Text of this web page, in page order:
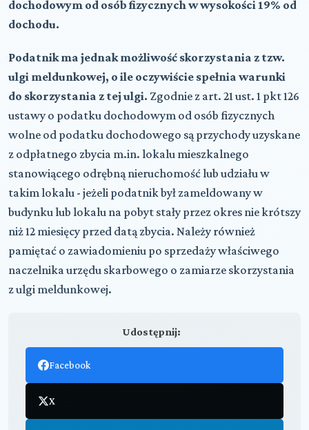
dochodowym od osób fizycznych w wysokości 19% od
dochodu.
Podatnik ma jednak możliwość skorzystania z tzw.
ulgi meldunkowej, o ile oczywiście spełnia warunki
do skorzystania z tej ulgi. Zgodnie z art. 21 ust. 1 pkt 126
ustawy o podatku dochodowym od osób fizycznych
wolne od podatku dochodowego są przychody uzyskane
z odpłatnego zbycia m.in. lokalu mieszkalnego
stanowiącego odrębną nieruchomość lub udziału w
takim lokalu - jeżeli podatnik był zameldowany w
budynku lub lokalu na pobyt stały przez okres nie krótszy
niż 12 miesięcy przed datą zbycia. Należy również
pamiętać o zawiadomieniu po sprzedaży właściwego
naczelnika urzędu skarbowego o zamiarze skorzystania
z ulgi meldunkowej.
Udostępnij:
Facebook
X